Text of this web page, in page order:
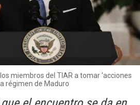
miembros del TIAR a tomar ‘acciones
régimen de Maduro